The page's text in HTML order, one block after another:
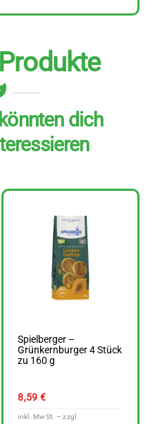
dich
Spielberger –
Grünkernburger 4 Stück
zu 160 g
8,59 €